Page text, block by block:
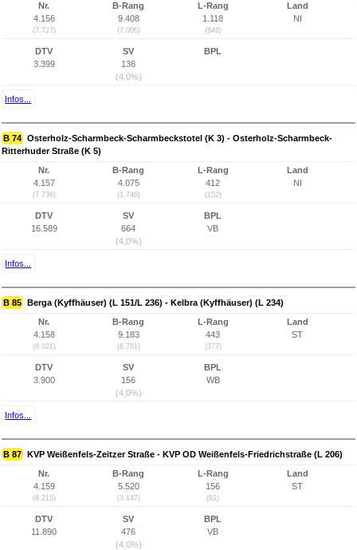
Nr.
4.156
(7.727)
B-Rang
9.408
(7.006)
L-Rang
1.118
(849)
Land
NI
DTV
3.399
SV
136
(4,0%)
BPL
Infos...
B 74 Osterholz-Scharmbeck-Scharmbeckstotel (K 3) - Osterholz-Scharmbeck-
Ritterhuder Straße (K 5)
Nr.
4.157
(7.736)
B-Rang
4.075
(1.746)
L-Rang
412
(152)
Land
NI
DTV
16.589
SV
664
(4,0%)
BPL
VB
Infos...
B 85 Berga (Kyffhäuser) (L 151/L 236) - Kelbra (Kyffhäuser) (L 234)
Nr.
4.158
(8.021)
B-Rang
9.183
(6.781)
L-Rang
443
(377)
Land
ST
DTV
3.900
SV
156
(4,0%)
BPL
WB
Infos...
B 87 KVP Weißenfels-Zeitzer Straße - KVP OD Weißenfels-Friedrichstraße (L 206)
Nr.
4.159
(8.215)
B-Rang
5.520
(3.147)
L-Rang
156
(92)
Land
ST
DTV
11.890
SV
476
(4,0%)
BPL
VB